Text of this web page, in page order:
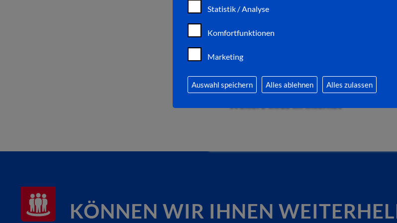
Statistik / Analyse
Komfortfunktionen
Marketing
Auswahl speichern Alles ablehnen Alles zulassen
Radverkehrs.
Ein Hinweis für alle Interessierten:
30statt! Sie sind herzlich eingeladen.
KÖNNEN WIR IHNEN